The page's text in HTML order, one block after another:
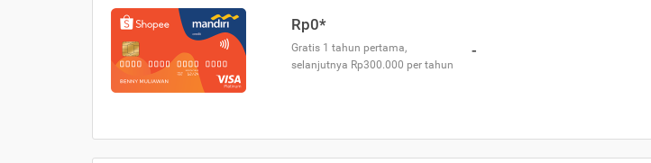
Rp0*
Gratis 1 tahun pertama,
selanjutnya Rp300.000 per tahun
-